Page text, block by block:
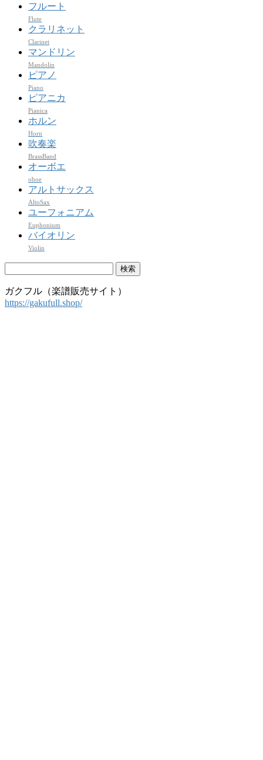
フルート
Flute
クラリネット
Clarinet
マンドリン
Mandolin
ピアノ
Piano
ピアニカ
Pianica
ホルン
Horn
吹奏楽
BrassBand
オーボエ
oboe
アルトサックス
AltoSax
ユーフォニアム
Euphonium
バイオリン
Violin
ガクフル（楽譜販売サイト）
https://gakufull.shop/